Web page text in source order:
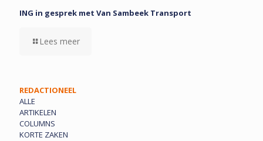
ING in gesprek met Van Sambeek Transport
Lees meer
REDACTIONEEL
ALLE
ARTIKELEN
COLUMNS
KORTE ZAKEN